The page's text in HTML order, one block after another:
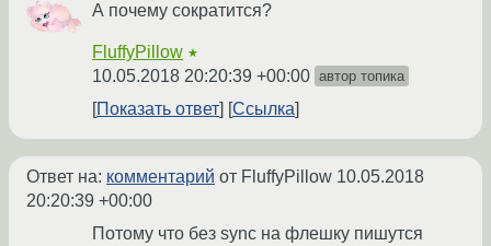
А почему сократится?
FluffyPillow ★
10.05.2018 20:20:39 +00:00 автор топика
Показать ответ Ссылка
Ответ на: комментарий от FluffyPillow 10.05.2018
20:20:39 +00:00
Потому что без sync на флешку пишутся